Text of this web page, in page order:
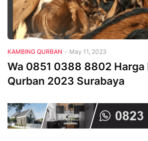
KAMBING QURBAN - May 11, 2023
Wa 0851 0388 8802 Harga
Qurban 2023 Surabaya